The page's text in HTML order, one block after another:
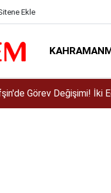
Ekle
konser için